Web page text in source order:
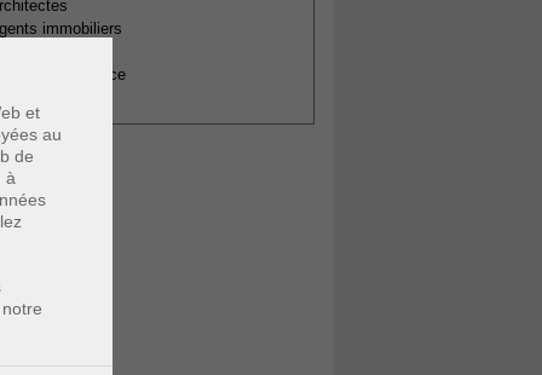
et
au
de
à
immobiliers
de justice